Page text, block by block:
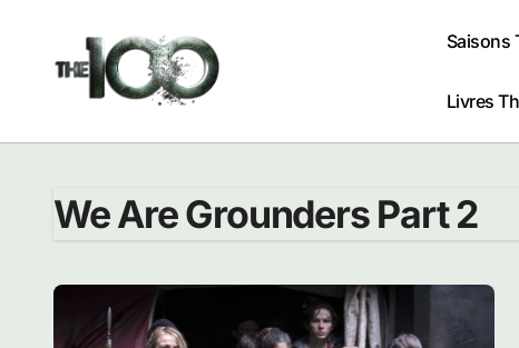
contenu
Saisons
Livres
We Are Grounders Part 2